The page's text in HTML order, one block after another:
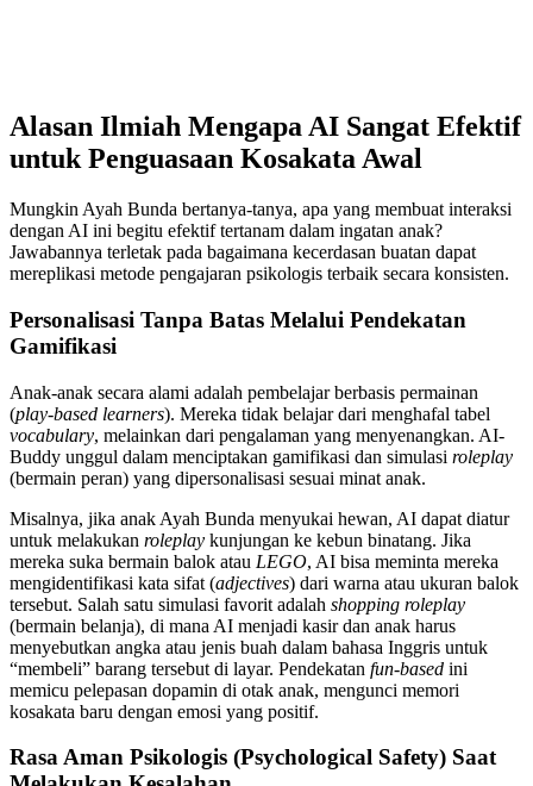
Alasan Ilmiah Mengapa AI Sangat Efektif
untuk Penguasaan Kosakata Awal
Mungkin Ayah Bunda bertanya-tanya, apa yang membuat interaksi
dengan AI ini begitu efektif tertanam dalam ingatan anak?
Jawabannya terletak pada bagaimana kecerdasan buatan dapat
mereplikasi metode pengajaran psikologis terbaik secara konsisten.
Personalisasi Tanpa Batas Melalui Pendekatan
Gamifikasi
Anak-anak secara alami adalah pembelajar berbasis permainan
(play-based learners). Mereka tidak belajar dari menghafal tabel
vocabulary, melainkan dari pengalaman yang menyenangkan. AI-
Buddy unggul dalam menciptakan gamifikasi dan simulasi roleplay
(bermain peran) yang dipersonalisasi sesuai minat anak.
Misalnya, jika anak Ayah Bunda menyukai hewan, AI dapat diatur
untuk melakukan roleplay kunjungan ke kebun binatang. Jika
mereka suka bermain balok atau LEGO, AI bisa meminta mereka
mengidentifikasi kata sifat (adjectives) dari warna atau ukuran balok
tersebut. Salah satu simulasi favorit adalah shopping roleplay
(bermain belanja), di mana AI menjadi kasir dan anak harus
menyebutkan angka atau jenis buah dalam bahasa Inggris untuk
“membeli” barang tersebut di layar. Pendekatan fun-based ini
memicu pelepasan dopamin di otak anak, mengunci memori
kosakata baru dengan emosi yang positif.
Rasa Aman Psikologis (Psychological Safety) Saat